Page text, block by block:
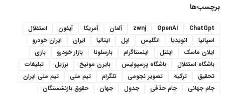
برچسب‌ها
ChatGpt
OpenAI
zwnj آلمان آمریکا آیفون
استقلال
اسپانیا
انویدیا انگلیس اپل ایتالیا ایران
ایران خودرو
ایلان ماسک
اینتل اینستاگرام بارسلونا بازار خودرو
بازی
باشگاه استقلال
باشگاه پرسپولیس بایرن مونیخ برزیل
تبلیغات
تحقیق
ترکیه تصویر نجومی تلگرام تیم ملی
تیم ملی ایران
جام جهانی
جام حذفی جدول جهان
حقوق بازنشستگان